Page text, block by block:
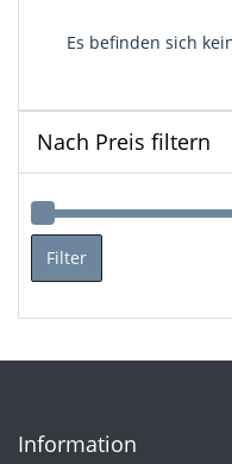
Es befinden sich
Nach Preis filtern
Filter
Information